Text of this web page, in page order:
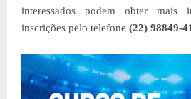
interessados podem obter mais
inscrições pelo telefone (22) 98849-